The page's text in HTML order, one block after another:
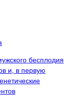
бесплодия
и, в первую